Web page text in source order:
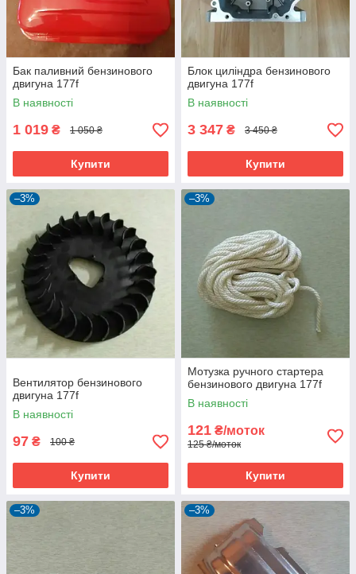
Бак паливний бензинового
двигуна 177f
В наявності
1 019 ₴ 1 050 ₴
Купити
Блок циліндра бензинового
двигуна 177f
В наявності
3 347 ₴ 3 450 ₴
Купити
–3%
Вентилятор бензинового
двигуна 177f
В наявності
97 ₴ 100 ₴
Купити
–3%
Мотузка ручного стартера
бензинового двигуна 177f
В наявності
121 ₴/моток
125 ₴/моток
Купити
–3% –3%